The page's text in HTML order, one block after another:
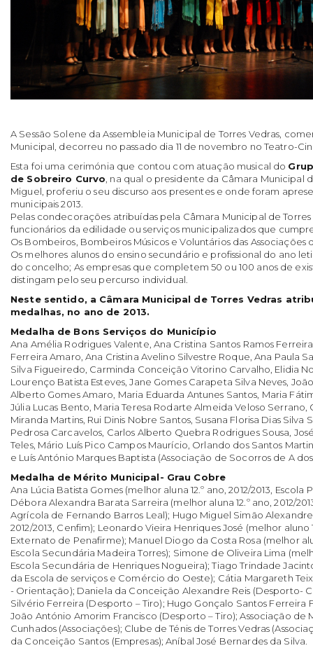
A Sessão Solene da Assembleia Municipal de Torres Vedras,
Municipal, decorreu no passado dia 11 de novembro no Teatro-
Esta foi uma cerimónia que contou com atuação musical do
de Sobreiro Curvo, na qual o presidente da Câmara Municipal
Miguel, proferiu o seu discurso aos presentes e onde foram
municipais 2013.
Pelas condecorações atribuídas pela Câmara Municipal de Torres
funcionários da edilidade ou serviços municipalizados que
Os Bombeiros, Bombeiros Músicos e Voluntários das
Os melhores alunos do ensino secundário e profissional do ano
do concelho; As empresas que completem 50 ou 100 anos de
distingam pelo seu percurso individual.
Neste sentido, a Câmara Municipal de Torres Vedras
medalhas, no ano de 2013.
Medalha de Bons Serviços do Município
Ana Amélia Rodrigues Valente, Ana Cristina Santos Ramos
Ferreira Amaro, Ana Cristina Avelino Silvestre Roque, Ana Paula
Silva Figueiredo, Carminda Conceição Vitorino Carvalho, Elidia
Lourenço Batista Esteves, Jane Gomes Carapeta Silva Neves,
Alberto Gomes Amaro, Maria Eduarda Antunes Santos, Maria
Júlia Lucas Bento, Maria Teresa Rodarte Almeida Veloso
Miranda Martins, Rui Dinis Nobre Santos, Susana Florisa Dias Silva
Pedrosa Carcavelos, Carlos Alberto Quebra Rodrigues Sousa,
Teles, Mário Luís Pico Campos Maurício, Orlando dos Santos
e Luís António Marques Baptista (Associação de Socorros de A
Medalha de Mérito Municipal- Grau Cobre
Ana Lúcia Batista Gomes (melhor aluna 12.º ano, 2012/2013, Escola
Débora Alexandra Barata Sarreira (melhor aluna 12.º ano, 2012/
Agrícola de Fernando Barros Leal); Hugo Miguel Simão Alexandre
2012/2013, Cenfim); Leonardo Vieira Henriques José (melhor aluno
Externato de Penafirme); Manuel Diogo da Costa Rosa (melhor
Escola Secundária Madeira Torres); Simone de Oliveira Lima
Escola Secundária de Henriques Nogueira); Tiago Trindade
da Escola de serviços e Comércio do Oeste); Cátia Margareth
- Orientação); Daniela da Conceição Alexandre Reis (Desporto-
Silvério Ferreira (Desporto – Tiro); Hugo Gonçalo Santos Ferreira
João António Amorim Francisco (Desporto – Tiro); Associação de
Cunhados (Associações); Clube de Ténis de Torres Vedras
da Conceição Santos (Empresas); Aníbal José Bernardes da Silva.